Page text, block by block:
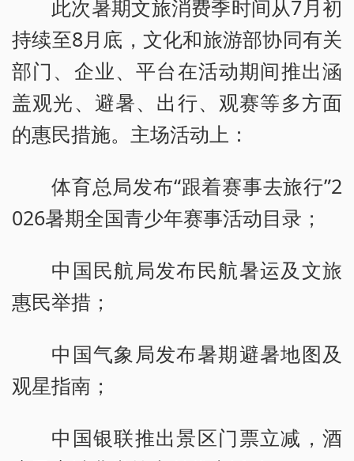
此次暑期文旅消费季时间从7月初
持续至8月底，文化和旅游部协同有关
部门、企业、平台在活动期间推出涵
盖观光、避暑、出行、观赛等多方面
的惠民措施。主场活动上：
体育总局发布“跟着赛事去旅行”2
026暑期全国青少年赛事活动目录；
中国民航局发布民航暑运及文旅
惠民举措；
中国气象局发布暑期避暑地图及
观星指南；
中国银联推出景区门票立减，酒